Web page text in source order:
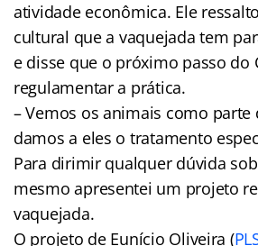
atividade econômica. Ele
cultural que a vaquejada tem
e disse que o próximo passo do
regulamentar a prática.
– Vemos os animais como parte
damos a eles o tratamento
Para dirimir qualquer dúvida
mesmo apresentei um projeto
vaquejada.
O projeto de Eunício Oliveira (